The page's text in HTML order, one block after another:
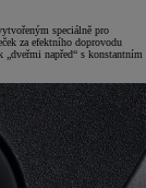
speciálně pro
za efektního doprovodu
napřed“ s konstantním